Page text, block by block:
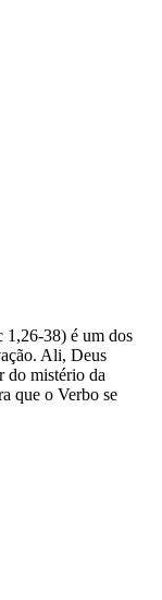
38) é um dos
Ali, Deus
do mistério da
que o Verbo se